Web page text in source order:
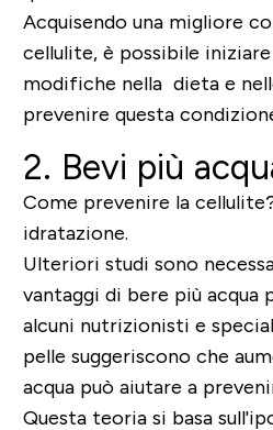
Acquisendo una migliore
cellulite, è possibile
modifiche nella dieta e
prevenire questa
2. Bevi più
Come prevenire la
idratazione.
Ulteriori studi sono
vantaggi di bere più acqua
alcuni nutrizionisti e
pelle suggeriscono che
acqua può aiutare a
Questa teoria si basa